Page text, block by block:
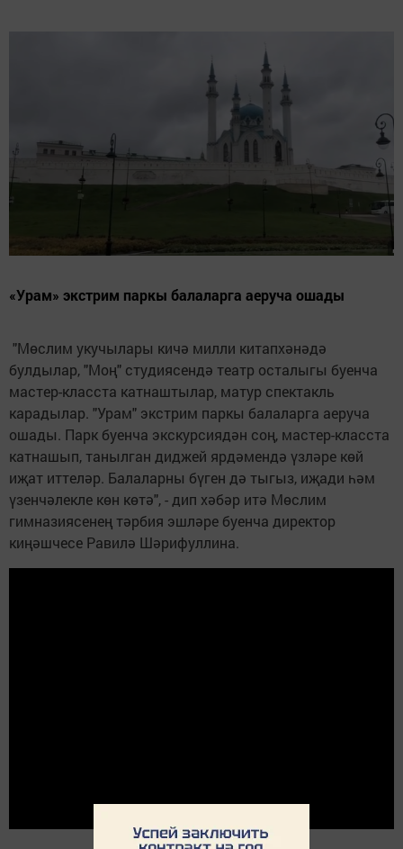
«Урам» экстрим паркы балаларга аеруча ошады
"Мөслим укучылары кичә милли китапхәнәдә
булдылар, "Моң" студиясендә театр осталыгы буенча
мастер-класста катнаштылар, матур спектакль
карадылар. "Урам" экстрим паркы балаларга аеруча
ошады. Парк буенча экскурсиядән соң, мастер-класста
катнашып, танылган диджей ярдәмендә үзләре көй
иҗат иттеләр. Балаларны бүген дә тыгыз, иҗади һәм
үзенчәлекле көн көтә", - дип хәбәр итә Мөслим
гимназиясенең тәрбия эшләре буенча директор
киңәшчесе Равилә Шәрифуллина.